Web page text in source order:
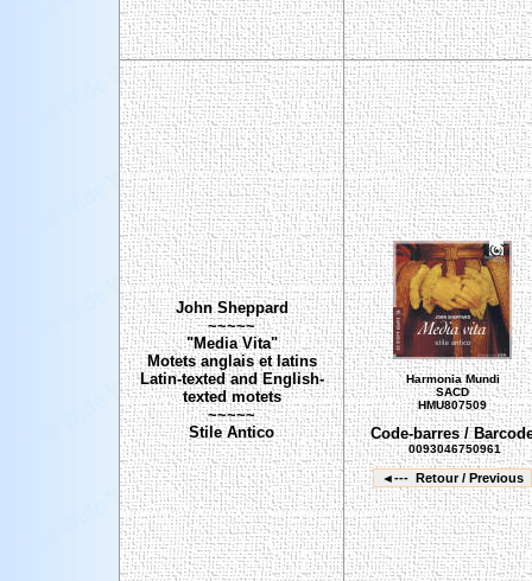
John Sheppard
~~~~~
"Media Vita"
Motets anglais et latins
Latin-texted and English-
texted motets
~~~~~
Stile Antico
Harmonia Mundi
SACD
HMU807509
Code-barres /
0093046750961